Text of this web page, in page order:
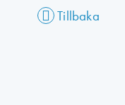
Tillbaka